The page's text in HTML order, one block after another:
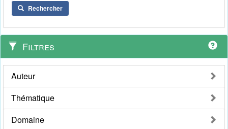
Rechercher
Filtres
Auteur
Thématique
Domaine